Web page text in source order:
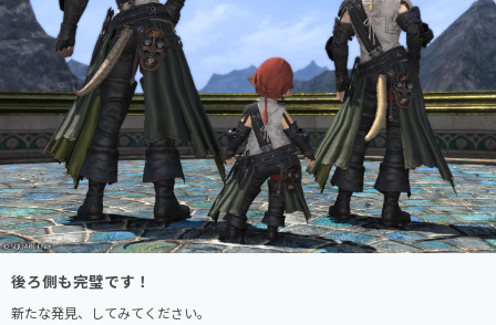
後ろ側も完璧です！
新たな発見、してみてください。